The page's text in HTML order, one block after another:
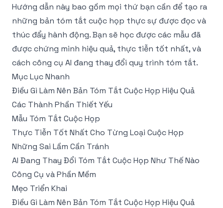
Hướng dẫn này bao gồm mọi thứ bạn cần để tạo ra
những bản tóm tắt cuộc họp thực sự được đọc và
thúc đẩy hành động. Bạn sẽ học được các mẫu đã
được chứng minh hiệu quả, thực tiễn tốt nhất, và
cách công cụ AI đang thay đổi quy trình tóm tắt.
Mục Lục Nhanh
Điều Gì Làm Nên Bản Tóm Tắt Cuộc Họp Hiệu Quả
Các Thành Phần Thiết Yếu
Mẫu Tóm Tắt Cuộc Họp
Thực Tiễn Tốt Nhất Cho Từng Loại Cuộc Họp
Những Sai Lầm Cần Tránh
AI Đang Thay Đổi Tóm Tắt Cuộc Họp Như Thế Nào
Công Cụ và Phần Mềm
Mẹo Triển Khai
Điều Gì Làm Nên Bản Tóm Tắt Cuộc Họp Hiệu Quả